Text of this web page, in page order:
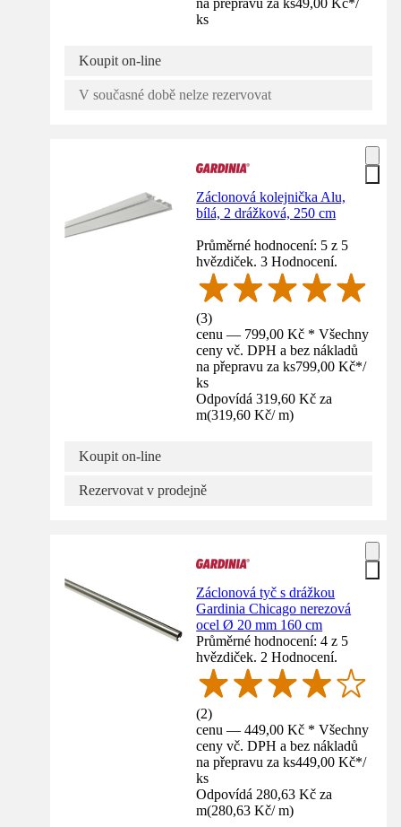
na přepravu za ks49,00 Kč*/
ks
Koupit on-line
V současné době nelze rezervovat
Záclonová kolejnička Alu,
bílá, 2 drážková, 250 cm
Průměrné hodnocení: 5 z 5
hvězdiček. 3 Hodnocení.
(3)
cenu — 799,00 Kč * Všechny
ceny vč. DPH a bez nákladů
na přepravu za ks799,00 Kč*/
ks
Odpovídá 319,60 Kč za
m(319,60 Kč/ m)
Koupit on-line
Rezervovat v prodejně
Záclonová tyč s drážkou
Gardinia Chicago nerezová
ocel Ø 20 mm 160 cm
Průměrné hodnocení: 4 z 5
hvězdiček. 2 Hodnocení.
(2)
cenu — 449,00 Kč * Všechny
ceny vč. DPH a bez nákladů
na přepravu za ks449,00 Kč*/
ks
Odpovídá 280,63 Kč za
m(280,63 Kč/ m)